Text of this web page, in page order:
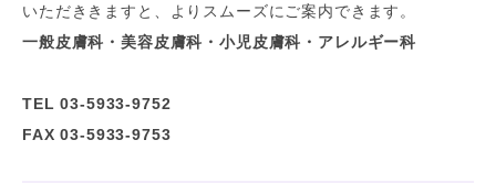
いただききますと、よりスムーズにご案内できます。
一般皮膚科・美容皮膚科・小児皮膚科・アレルギー科
TEL 03-5933-9752
FAX 03-5933-9753